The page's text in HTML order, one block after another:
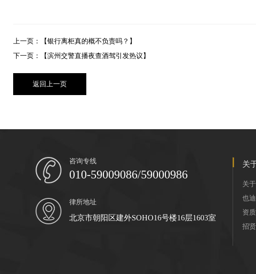
上一页：【银行离柜真的概不负责吗？】
下一页：【滨州交警直播夜查酒驾引发热议】
返回上一页
咨询专线
010-59009086/59000986
律所地址
北京市朝阳区建外SOHO16号楼16层1603室
关
关
也
资
招